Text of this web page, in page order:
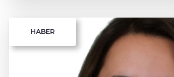
Odası'nın (ASO) 62. kuruluş yıl
Cumhurbaşkanı Yardımcısı Cevdet
Başkanı Rifat Hisarcıklıoğlu, ASO
ile Ankaralı iş insanları ve sanayiciler
gerçekleştirildi. Hisarcıklıoğlu,
Ankara'nın sadece Türkiye'nin
HABER